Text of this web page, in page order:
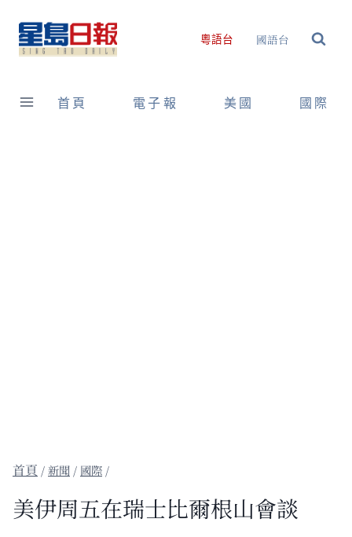
content
粵語台 國語台
首頁 電子報 美國 國際
/新聞 / 國際 /
美伊周五在瑞士比爾根山會談